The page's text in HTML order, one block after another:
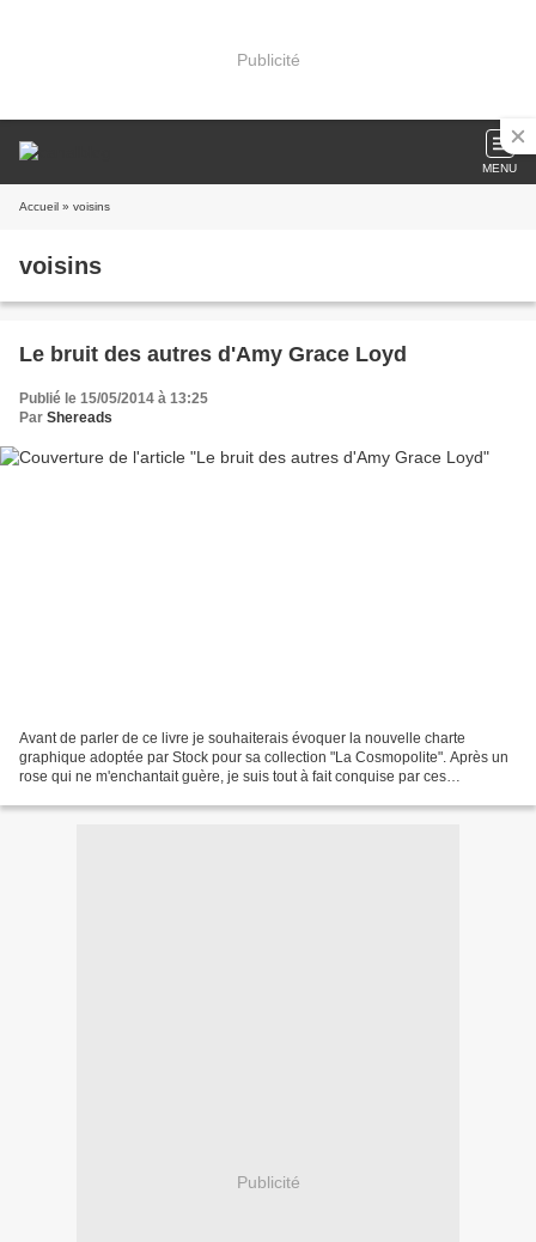
Publicité
MENU
Accueil » voisins
voisins
Le bruit des autres d'Amy Grace Loyd
Publié le 15/05/2014 à 13:25
Par Shereads
Avant de parler de ce livre je souhaiterais évoquer la nouvelle charte
graphique adoptée par Stock pour sa collection "La Cosmopolite". Après un
rose qui ne m'enchantait guère, je suis tout à fait conquise par ces
Publicité